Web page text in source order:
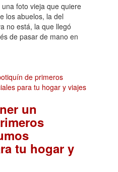
foto vieja que quiere
los abuelos, la del
no está, la que llegó
de pasar de mano en
un
tu hogar y